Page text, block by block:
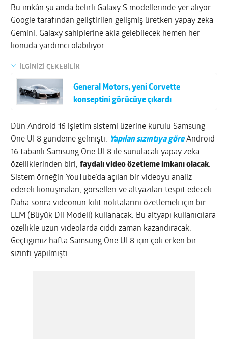
Bu imkân şu anda belirli Galaxy S modellerinde yer alıyor.
Google tarafından geliştirilen gelişmiş üretken yapay zeka
Gemini, Galaxy sahiplerine akla gelebilecek hemen her
konuda yardımcı olabiliyor.
İLGİNİZİ ÇEKEBİLİR
General Motors, yeni Corvette
konseptini görücüye çıkardı
Dün Android 16 işletim sistemi üzerine kurulu Samsung
One UI 8 gündeme gelmişti. Yapılan sızıntıya göreAndroid
16 tabanlı Samsung One UI 8 ile sunulacak yapay zeka
özelliklerinden biri,faydalı video özetleme imkanı olacak.
Sistem örneğin YouTube’da açılan bir videoyu analiz
ederek konuşmaları, görselleri ve altyazıları tespit edecek.
Daha sonra videonun kilit noktalarını özetlemek için bir
LLM (Büyük Dil Modeli) kullanacak. Bu altyapı kullanıcılara
özellikle uzun videolarda ciddi zaman kazandıracak.
Geçtiğimiz hafta Samsung One UI 8 için çok erken bir
sızıntı yapılmıştı.